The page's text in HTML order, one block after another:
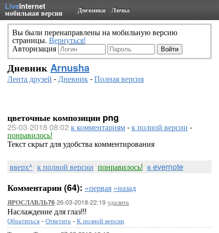
LiveInternet
мобильная версия Дневники Личка
Вы были перенаправлены на мобильную версию
страницы. Вернуться!
Авторизация
Дневник Arnusha
Лента друзей -Дневник-Полная версия
цветочные композиции png
25-03-2018 08:02 к комментариям-к полной версии -
понравилось!
Текст скрыт для удобства комментирования
вверх^ к полной версии понравилось! в evernote
Комментарии (64): «первая «назад
ЯРОСЛАВЛЬ76 26-03-2018-22:19 удалить
Наслаждение для глаз!!!
Обратиться - Ответить - К полной версии